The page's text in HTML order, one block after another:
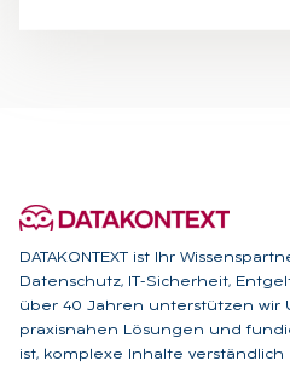
DATAKONTEXT ist Ihr
Datenschutz, IT-Sicherheit,
über 40 Jahren unterstützen wir
praxisnahen Lösungen und
ist, komplexe Inhalte